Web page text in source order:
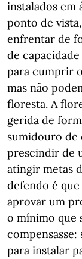
instalados em
ponto de
enfrentar de
de
para cumprir
mas não
floresta. A
gerida de
sumidouro de
prescindir de
atingir metas
defendo é
aprovar um
o mínimo que
para instalar